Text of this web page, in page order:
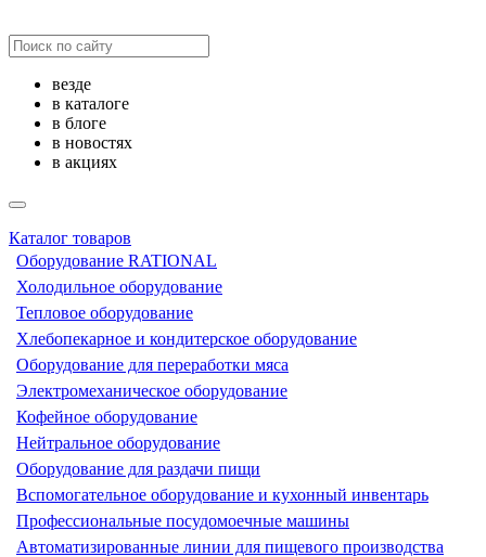
везде
в каталоге
в блоге
в новостях
в акциях
Каталог товаров
Оборудование RATIONAL
Холодильное оборудование
Тепловое оборудование
Хлебопекарное и кондитерское оборудование
Оборудование для переработки мяса
Электромеханическое оборудование
Кофейное оборудование
Нейтральное оборудование
Оборудование для раздачи пищи
Вспомогательное оборудование и кухонный инвентарь
Профессиональные посудомоечные машины
Автоматизированные линии для пищевого производства